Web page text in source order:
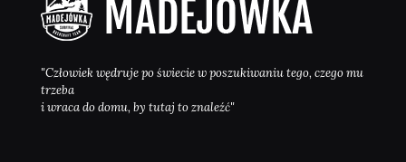
"Człowiek wędruje po świecie w poszukiwaniu tego, czego mu
trzeba
i wraca do domu, by tutaj to znaleźć"